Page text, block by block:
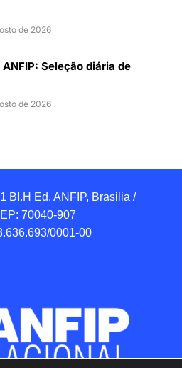
de 2026
Seleção diária de
de 2026
BI.H Ed. ANFIP, Brasilia /
70040-907
0001-00